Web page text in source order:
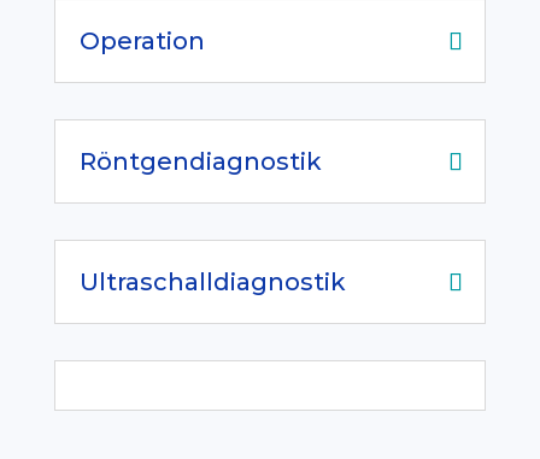
Operation
Röntgendiagnostik
Ultraschalldiagnostik